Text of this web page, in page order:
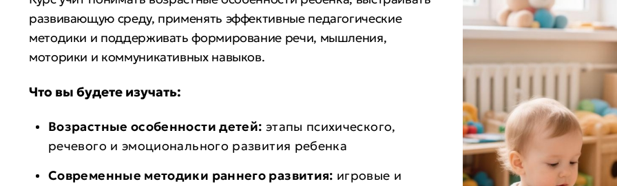
развивающую среду, применять эффективные педагогические
методики и поддерживать формирование речи, мышления,
моторики и коммуникативных навыков.
Что вы будете изучать:
Возрастные особенности детей: этапы психического,
речевого и эмоционального развития ребенка
Современные методики раннего развития: игровые и